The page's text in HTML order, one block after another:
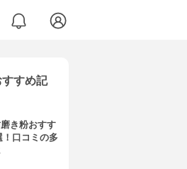
すめ記
き粉おすす
口コミの多